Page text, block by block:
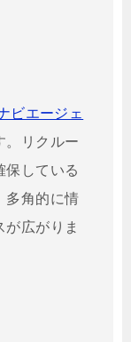
ビエージェ
。リクルー
保している
多角的に情
広がりま